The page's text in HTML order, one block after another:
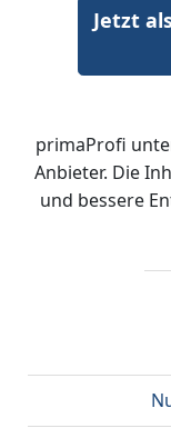
Jetzt
primaProfi
Anbieter. Die
und bessere